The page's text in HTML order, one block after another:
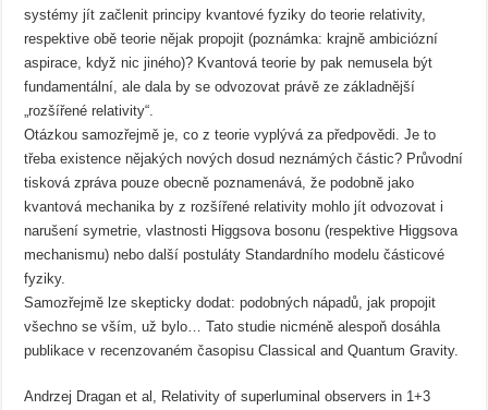
systémy jít začlenit principy kvantové fyziky do teorie relativity,
respektive obě teorie nějak propojit (poznámka: krajně ambiciózní
aspirace, když nic jiného)? Kvantová teorie by pak nemusela být
fundamentální, ale dala by se odvozovat právě ze základnější
„rozšířené relativity“.
Otázkou samozřejmě je, co z teorie vyplývá za předpovědi. Je to
třeba existence nějakých nových dosud neznámých částic? Průvodní
tisková zpráva pouze obecně poznamenává, že podobně jako
kvantová mechanika by z rozšířené relativity mohlo jít odvozovat i
narušení symetrie, vlastnosti Higgsova bosonu (respektive Higgsova
mechanismu) nebo další postuláty Standardního modelu částicové
fyziky.
Samozřejmě lze skepticky dodat: podobných nápadů, jak propojit
všechno se vším, už bylo… Tato studie nicméně alespoň dosáhla
publikace v recenzovaném časopisu Classical and Quantum Gravity.
Andrzej Dragan et al, Relativity of superluminal observers in 1+3